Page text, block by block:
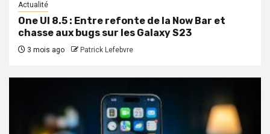
Actualité
One UI 8.5 : Entre refonte de la Now Bar et
chasse aux bugs sur les Galaxy S23
3 mois ago Patrick Lefebvre